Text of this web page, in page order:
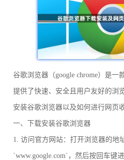
谷歌浏览器（google chrome）是一
提供了快速、安全且用户友好的浏
安装谷歌浏览器以及如何进行网页
一、下载安装谷歌浏览器
1. 访问官方网站：打开浏览器的地
`www.google.com`，然后按回车键